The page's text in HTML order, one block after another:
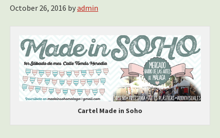
October 26, 2016 byadmin
Cartel Made in Soho